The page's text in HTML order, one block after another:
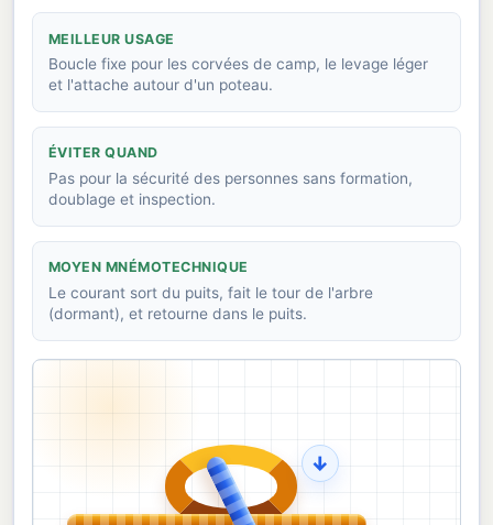
MEILLEUR USAGE
Boucle fixe pour les corvées de camp, le levage léger
et l'attache autour d'un poteau.
ÉVITER QUAND
Pas pour la sécurité des personnes sans formation,
doublage et inspection.
MOYEN MNÉMOTECHNIQUE
Le courant sort du puits, fait le tour de l'arbre
(dormant), et retourne dans le puits.
↓